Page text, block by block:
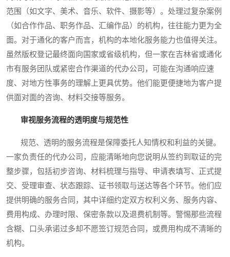
范围（如文字、美术、音乐、软件、摄影等）。处理过复杂案例
（如合作作品、职务作品、汇编作品）的机构，往往能力更为全
面。对于通化的客户而言，机构的本地化服务能力也值得关注。
虽然版权登记最终面向国家或省级机构，但一家在吉林省或通化
市有服务团队或紧密合作渠道的代办公司，可能在沟通响应速
度、对地方性事务的理解上更具优势。他们能更便捷地为客户提
供面对面的咨询、材料交接等服务。
审视服务流程的透明度与规范性
规范、透明的服务流程是保障委托人知情权和利益的关键。
一家负责任的代办公司，应能清晰地向您说明从签约到取证的完
整步骤，包括初步咨询、材料梳理与指导、申请表填写、正式提
交、受理审查、状态跟踪、证书领取与送达等各个环节。他们应
提供明确的服务合同，其中详细约定双方权利义务、服务内容、
费用构成、办理时限、保密条款以及退费机制等。警惕那些流程
含糊、口头承诺过多却不愿签订规范合同，或费用构成不清晰的
机构。